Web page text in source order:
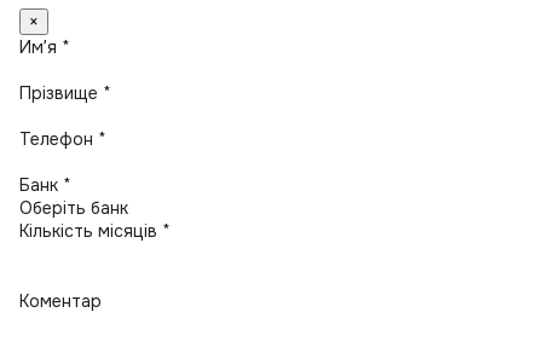
×
Имʼя *
Прізвище *
Телефон *
Банк *
Кількість місяців *
Коментар